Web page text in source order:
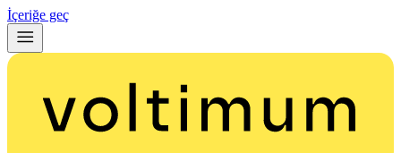
İçeriğe geç